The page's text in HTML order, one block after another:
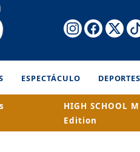
ESPECTÁCULO DEPORTES
HIGH SCHOOL
Edition